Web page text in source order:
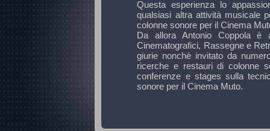
Questa esperienza lo
qualsiasi altra attività musicale
colonne sonore per il Cinema
Da allora Antonio Coppola
Cinematografici, Rassegne e
giurie nonchè invitato da
ricerche e restauri di colonne
conferenze e stages sulla
sonore per il Cinema Muto.